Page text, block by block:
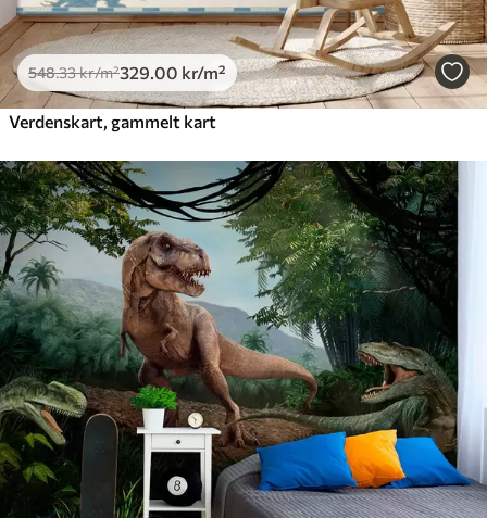
548.33kr/m²329.00 kr/m²
Verdenskart, gammelt kart